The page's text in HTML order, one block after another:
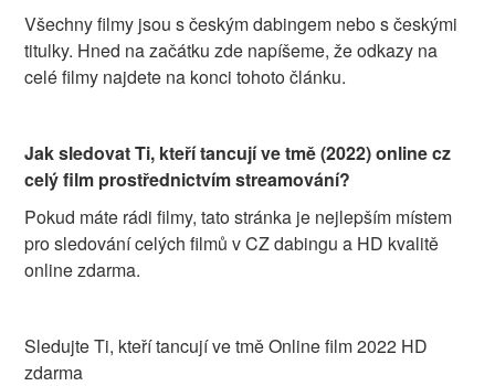
Všechny filmy jsou s českým dabingem nebo s českými
titulky. Hned na začátku zde napíšeme, že odkazy na
celé filmy najdete na konci tohoto článku.
Jak sledovat Ti, kteří tancují ve tmě (2022) online cz
celý film prostřednictvím streamování?
Pokud máte rádi filmy, tato stránka je nejlepším místem
pro sledování celých filmů v CZ dabingu a HD kvalitě
online zdarma.
Sledujte Ti, kteří tancují ve tmě Online film 2022 HD
zdarma